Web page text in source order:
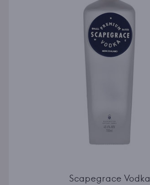
Scapegrace Vodka